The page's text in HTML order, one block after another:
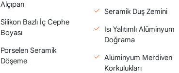
Alçıpan
Silikon Bazlı İç Cephe
Boyası
Porselen Seramik
Döşeme
Seramik Duş Zemini
Isı Yalıtımlı Alüminyum
Doğrama
Alüminyum Merdiven
Korkulukları